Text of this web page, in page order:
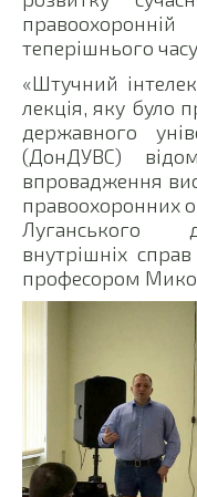
теперішнього
«Штучний
лекція, яку було
державного
(ДонДУВС)
впровадження
правоохоронних
Луганського
внутрішніх
професором